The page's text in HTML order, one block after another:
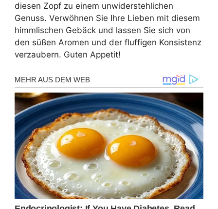
diesen Zopf zu einem unwiderstehlichen
Genuss. Verwöhnen Sie Ihre Lieben mit diesem
himmlischen Gebäck und lassen Sie sich von
den süßen Aromen und der fluffigen Konsistenz
verzaubern. Guten Appetit!